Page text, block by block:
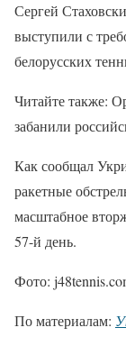
Сергей
выступили с
белорусских
Читайте также:
забанили
Как сообщал
ракетные
масштабное
57-й день.
Фото:
По материалам: